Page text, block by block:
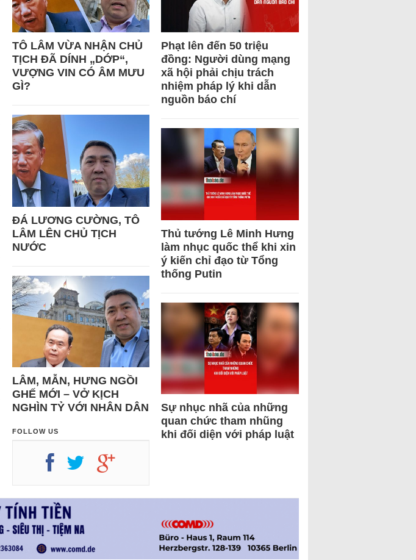
TÔ LÂM VỪA NHẬN CHỦ
TỊCH ĐÃ DÍNH „DỚP“,
VƯỢNG VIN CÓ ÂM MƯU
GÌ?
ĐÁ LƯƠNG CƯỜNG, TÔ
LÂM LÊN CHỦ TỊCH
NƯỚC
LÂM, MẪN, HƯNG NGỒI
GHẾ MỚI – VỞ KỊCH
NGHÌN TỶ VỚI NHÂN DÂN
FOLLOW US
Phạt lên đến 50 triệu
đồng: Người dùng mạng
xã hội phải chịu trách
nhiệm pháp lý khi dẫn
nguồn báo chí
Thủ tướng Lê Minh Hưng
làm nhục quốc thể khi xin
ý kiến chỉ đạo từ Tổng
thống Putin
Sự nhục nhã của những
quan chức tham nhũng
khi đối diện với pháp luật